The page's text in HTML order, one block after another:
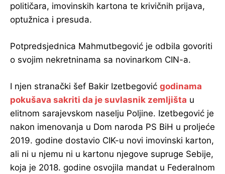
političara, imovinskih kartona te krivičnih prijava,
optužnica i presuda.
Potpredsjednica Mahmutbegović je odbila govoriti
o svojim nekretninama sa novinarkom CIN-a.
I njen stranački šef Bakir Izetbegović godinama
pokušava sakriti da je suvlasnik zemljišta u
elitnom sarajevskom naselju Poljine. Izetbegović je
nakon imenovanja u Dom naroda PS BiH u proljeće
2019. godine dostavio CIK-u novi imovinski karton,
ali ni u njemu ni u kartonu njegove supruge Sebije,
koja je 2018. godine osvojila mandat u Federalnom